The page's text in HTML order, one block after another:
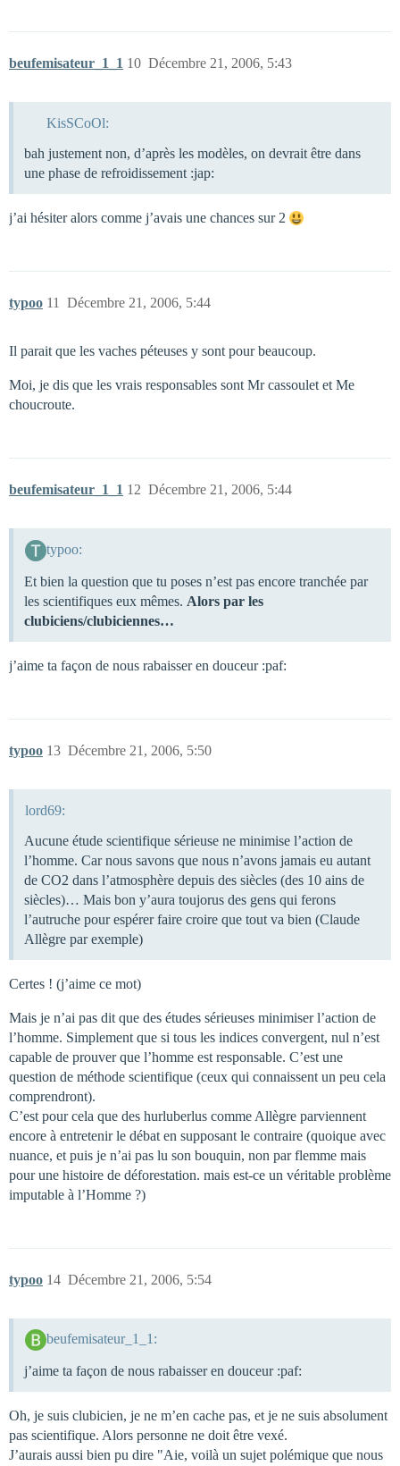
beufemisateur_1_1 Décembre 21, 2006, 5:43
10
KisSCoOl:
bah justement non, d’après les modèles, on devrait être dans
une phase de refroidissement :jap:
j’ai hésiter alors comme j’avais une chances sur 2
typoo Décembre 21, 2006, 5:44
11
Il parait que les vaches péteuses y sont pour beaucoup.
Moi, je dis que les vrais responsables sont Mr cassoulet et Me
choucroute.
beufemisateur_1_1 Décembre 21, 2006, 5:44
12
typoo:
Et bien la question que tu poses n’est pas encore tranchée par
les scientifiques eux mêmes. Alors par les
clubiciens/clubiciennes…
j’aime ta façon de nous rabaisser en douceur :paf:
typoo Décembre 21, 2006, 5:50
13
lord69:
Aucune étude scientifique sérieuse ne minimise l’action de
l’homme. Car nous savons que nous n’avons jamais eu autant
de CO2 dans l’atmosphère depuis des siècles (des 10 ains de
siècles)… Mais bon y’aura toujorus des gens qui ferons
l’autruche pour espérer faire croire que tout va bien (Claude
Allègre par exemple)
Certes ! (j’aime ce mot)
Mais je n’ai pas dit que des études sérieuses minimiser l’action de
l’homme. Simplement que si tous les indices convergent, nul n’est
capable de prouver que l’homme est responsable. C’est une
question de méthode scientifique (ceux qui connaissent un peu cela
comprendront).
C’est pour cela que des hurluberlus comme Allègre parviennent
encore à entretenir le débat en supposant le contraire (quoique avec
nuance, et puis je n’ai pas lu son bouquin, non par flemme mais
pour une histoire de déforestation. mais est-ce un véritable problème
imputable à l’Homme ?)
typoo Décembre 21, 2006, 5:54
14
beufemisateur_1_1:
j’aime ta façon de nous rabaisser en douceur :paf:
Oh, je suis clubicien, je ne m’en cache pas, et je ne suis absolument
pas scientifique. Alors personne ne doit être vexé.
J’aurais aussi bien pu dire "Aie, voilà un sujet polémique que nous